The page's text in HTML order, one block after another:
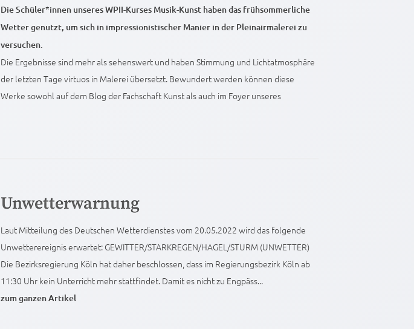
Die Schüler*innen unseres WPII-Kurses Musik-Kunst haben das frühsommerliche
Wetter genutzt, um sich in impressionistischer Manier in der Pleinairmalerei zu
versuchen.
Die Ergebnisse sind mehr als sehenswert und haben Stimmung und Lichtatmosphäre
der letzten Tage virtuos in Malerei übersetzt. Bewundert werden können diese
Werke sowohl auf dem Blog der Fachschaft Kunst als auch im Foyer unseres
Unwetterwarnung
Laut Mitteilung des Deutschen Wetterdienstes vom 20.05.2022 wird das folgende
Unwetterereignis erwartet: GEWITTER/STARKREGEN/HAGEL/STURM (UNWETTER)
Die Bezirksregierung Köln hat daher beschlossen, dass im Regierungsbezirk Köln ab
11:30 Uhr kein Unterricht mehr stattfindet. Damit es nicht zu Engpäss...
zum ganzen Artikel